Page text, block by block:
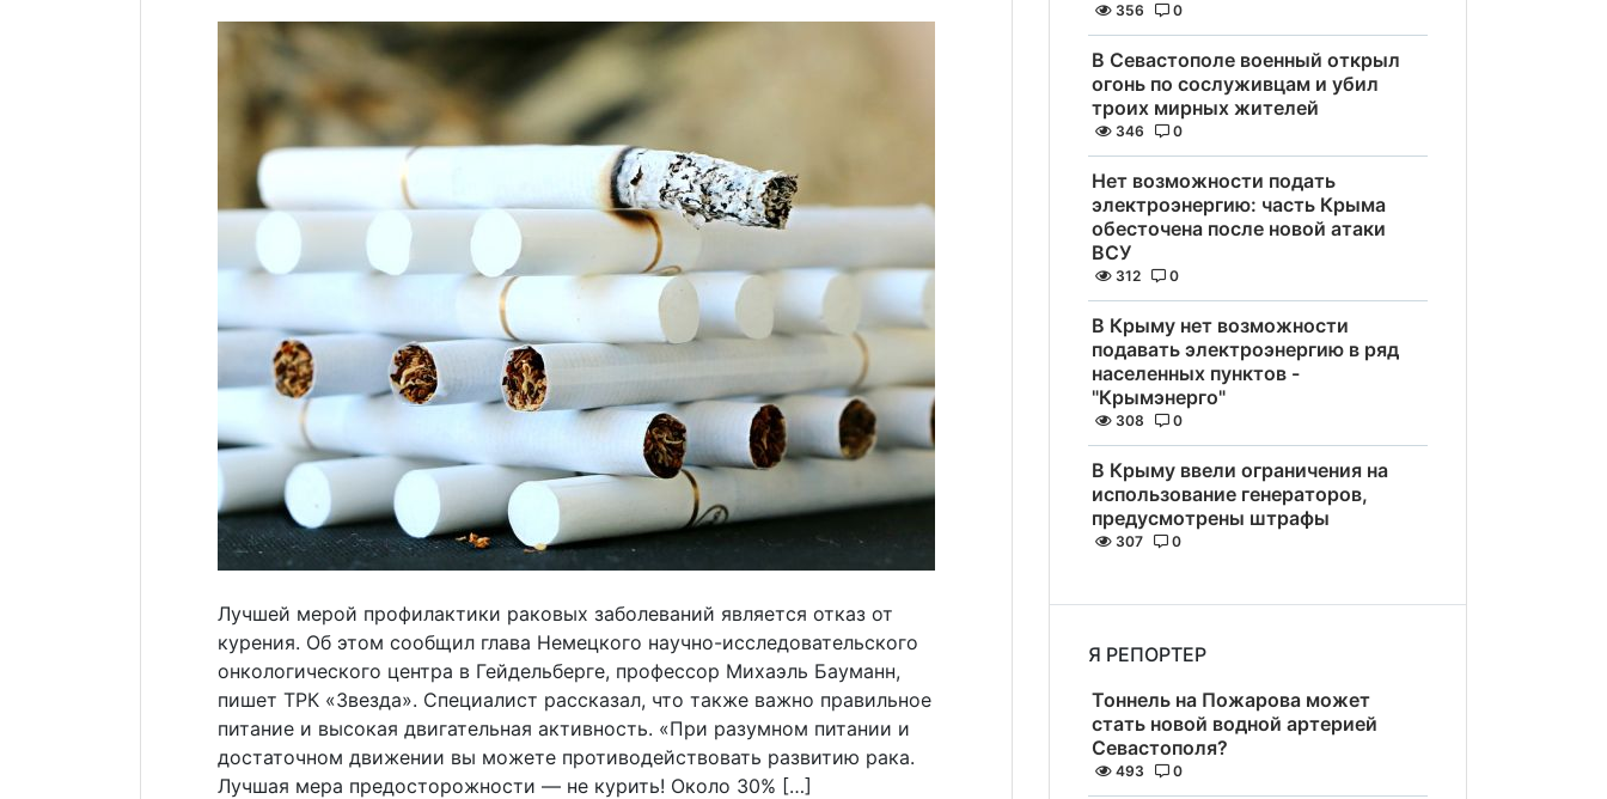
Лучшей мерой профилактики раковых заболеваний является отказ от
курения. Об этом сообщил глава Немецкого научно-исследовательского
онкологического центра в Гейдельберге, профессор Михаэль Бауманн,
пишет ТРК «Звезда». Специалист рассказал, что также важно правильное
питание и высокая двигательная активность. «При разумном питании и
достаточном движении вы можете противодействовать развитию рака.
Лучшая мера предосторожности — не курить! Около 30% […]
356 0
В Севастополе военный открыл
огонь по сослуживцам и убил
троих мирных жителей
346 0
Нет возможности подать
электроэнергию: часть Крыма
обесточена после новой атаки
ВСУ
312 0
В Крыму нет возможности
подавать электроэнергию в ряд
населенных пунктов -
"Крымэнерго"
308 0
В Крыму ввели ограничения на
использование генераторов,
предусмотрены штрафы
307 0
Я РЕПОРТЕР
Тоннель на Пожарова может
стать новой водной артерией
Севастополя?
493 0